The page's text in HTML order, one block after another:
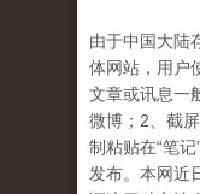
由于中国大陆
体网站，用户
文章或讯息一
微博；2、截
制粘贴在“笔
发布。本网近